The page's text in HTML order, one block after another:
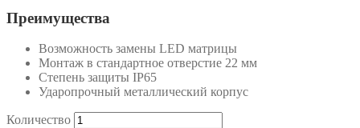
Преимущества
Возможность замены LED матрицы
Монтаж в стандартное отверстие 22 мм
Степень защиты IP65
Ударопрочный металлический корпус
Количество